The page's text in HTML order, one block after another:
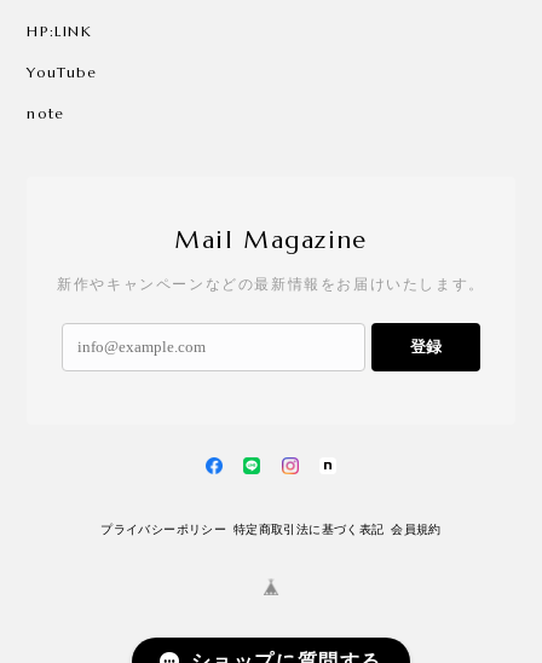
HP:LINK
YouTube
note
Mail Magazine
新作やキャンペーンなどの最新情報をお届けいたします。
登録
プライバシーポリシー 特定商取引法に基づく表記 会員規約